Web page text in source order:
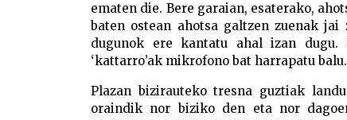
ematen die. Bere garaian, esaterako,
baten ostean ahotsa galtzen zuenak
dugunok ere kantatu ahal izan dugu.
‘kattarro’ak mikrofono bat harrapatu balu.
Plazan bizirauteko tresna guztiak
oraindik nor biziko den eta nor